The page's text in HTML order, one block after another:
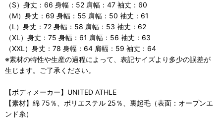
（S）身丈：66 身幅：52 肩幅：47 袖丈：60
（M）身丈：69 身幅：55 肩幅：50 袖丈：61
（L）身丈：72 身幅：58 肩幅：53 袖丈：62
（XL）身丈：75 身幅：61 肩幅：56 袖丈：63
（XXL）身丈：78 身幅：64 肩幅：59 袖丈：64
※素材の特性や生産の過程によって、表記サイズより多少の誤差が
生じます。ご了承ください。
【ボディメーカー】UNITED ATHLE
【素材】綿 75％、ポリエステル 25％、裏起毛（表面：オープンエ
ンド糸）